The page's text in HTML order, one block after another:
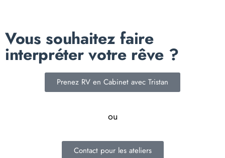
Vous souhaitez faire
interpréter votre rêve ?
Prenez RV en Cabinet avec Tristan
ou
Contact pour les ateliers